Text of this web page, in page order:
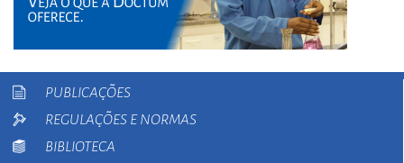
PUBLICAÇÕES
REGULAÇÕES E NORMAS
BIBLIOTECA